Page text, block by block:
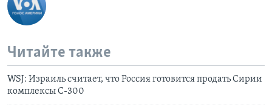
Читайте также
WSJ: Израиль считает, что Россия готовится продать Сирии
комплексы С-300